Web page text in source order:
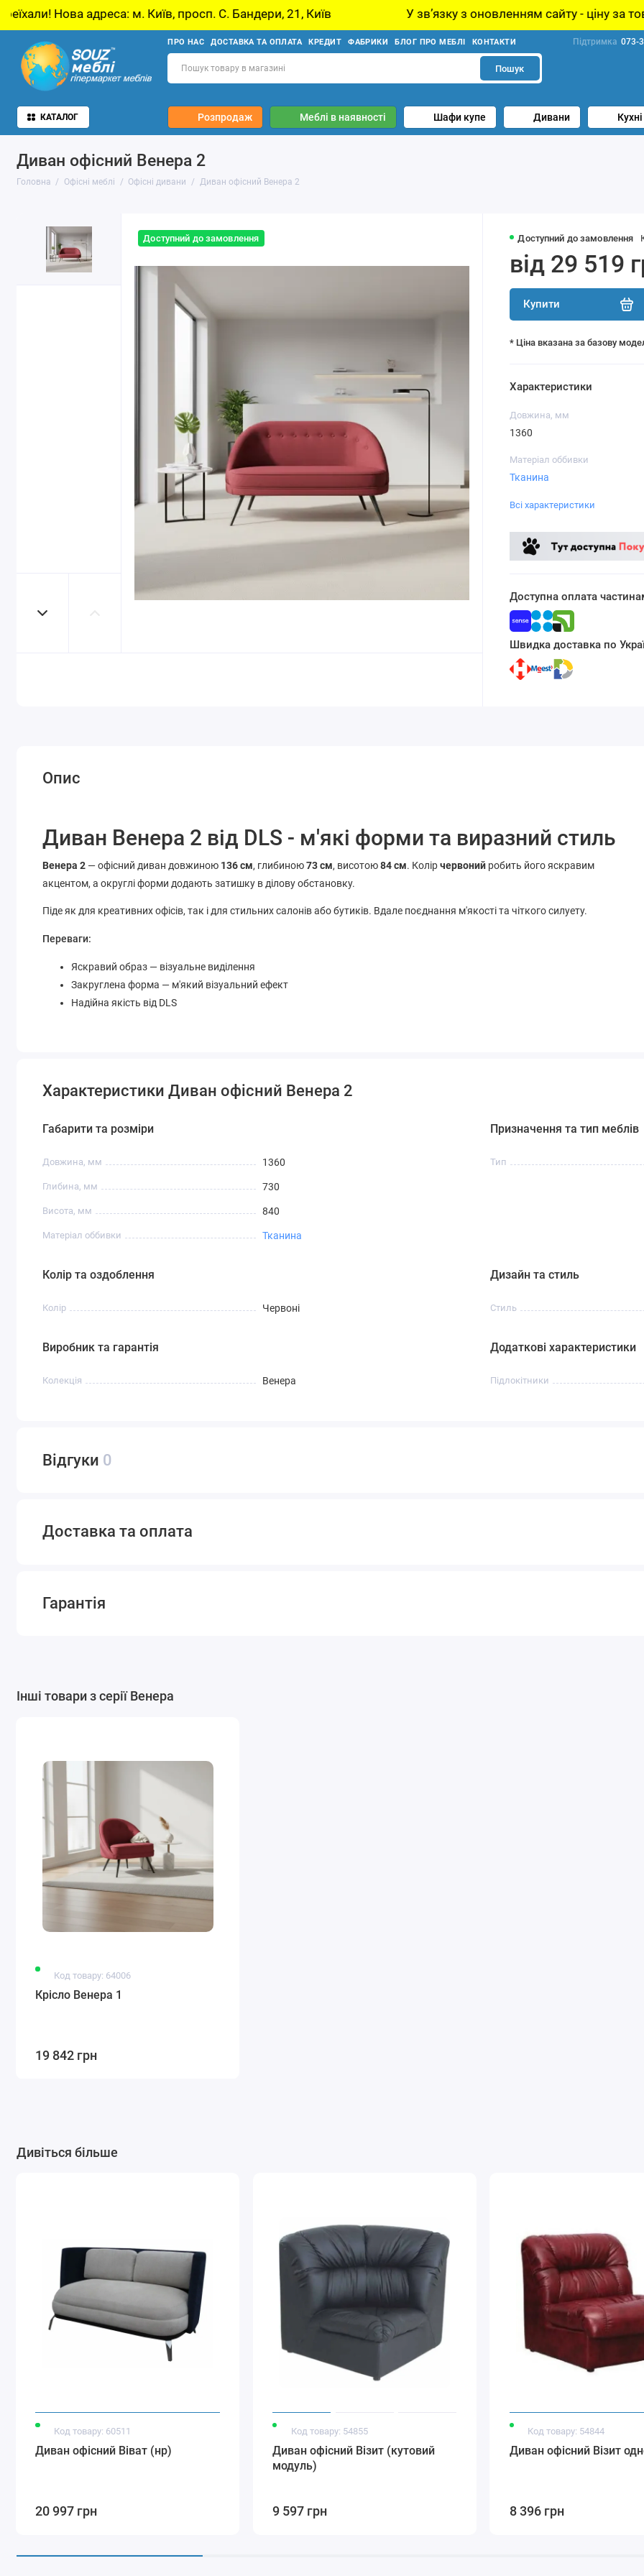
м. Київ, просп. С. Бандери, 21, Київ У звʼязку з оновленням сайту - ціну за товар уточнюйте у
ПРО НАС ДОСТАВКА ТА ОПЛАТА КРЕДИТ ФАБРИКИ БЛОГ ПРО МЕБЛІ КОНТАКТИ Підтримка 073-
Пошук
КАТАЛОГ Розпродаж Меблі в наявності Шафи купе Дивани Кухні
Диван офісний Венера 2
Головна Офісні меблі Офісні дивани Диван офісний Венера 2
Доступний до замовлення Доступний до замовлення
від 29 519
Купити
* Ціна вказана за базову
Характеристики
Довжина, мм
1360
Матеріал оббивки
Тканина
Всі характеристики
Доступна оплата
Швидка доставка по
Опис
Диван Венера 2 від DLS - м'які форми та виразний стиль
Венера 2 — офісний диван довжиною 136 см, глибиною73 см, висотою84 см. Колірчервоний робить його яскравим
акцентом, а округлі форми додають затишку в ділову обстановку.
Піде як для креативних офісів, так і для стильних салонів або бутиків. Вдале поєднання м'якості та чіткого силуету.
Переваги:
Яскравий образ — візуальне виділення
Закруглена форма — м'який візуальний ефект
Надійна якість від DLS
Характеристики Диван офісний Венера 2
Габарити та розміри
Довжина, мм 1360
Глибина, мм 730
Висота, мм 840
Матеріал оббивки Тканина
Призначення та тип меблів
Тип
Колір та оздоблення
Колір Червоні
Дизайн та стиль
Стиль
Виробник та гарантія
Колекція Венера
Додаткові характеристики
Підлокітники
Відгуки 0
Доставка та оплата
Гарантія
Інші товари з серії Венера
Код товару: 64006
Крісло Венера 1
19 842 грн
Дивіться більше
Код товару: 60511
Диван офісний Віват (нр)
20 997 грн
Код товару: 54855
Диван офісний Візит (кутовий
модуль)
9 597 грн
Код товару: 54844
Диван офісний Візит
8 396 грн